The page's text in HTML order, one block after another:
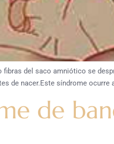
del saco amniótico se
de nacer.Este síndrome ocurre
de